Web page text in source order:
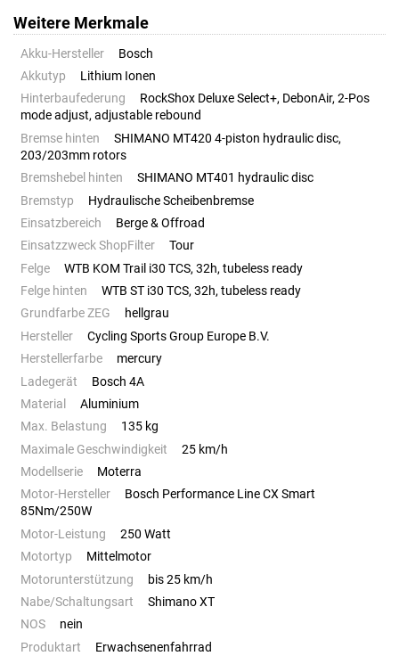
Weitere Merkmale
Akku-Hersteller
Bosch
Akkutyp
Lithium Ionen
Hinterbaufederung
RockShox Deluxe Select+, DebonAir, 2-Pos
mode adjust, adjustable rebound
Bremse hinten
SHIMANO MT420 4-piston hydraulic disc,
203/203mm rotors
Bremshebel hinten
SHIMANO MT401 hydraulic disc
Bremstyp
Hydraulische Scheibenbremse
Einsatzbereich
Berge & Offroad
Einsatzzweck ShopFilter
Tour
Felge
WTB KOM Trail i30 TCS, 32h, tubeless ready
Felge hinten
WTB ST i30 TCS, 32h, tubeless ready
Grundfarbe ZEG
hellgrau
Hersteller
Cycling Sports Group Europe B.V.
Herstellerfarbe
mercury
Ladegerät
Bosch 4A
Material
Aluminium
Max. Belastung
135 kg
Maximale Geschwindigkeit
25 km/h
Modellserie
Moterra
Motor-Hersteller
Bosch Performance Line CX Smart
85Nm/250W
Motor-Leistung
250 Watt
Motortyp
Mittelmotor
Motorunterstützung
bis 25 km/h
Nabe/Schaltungsart
Shimano XT
NOS
nein
Produktart
Erwachsenenfahrrad